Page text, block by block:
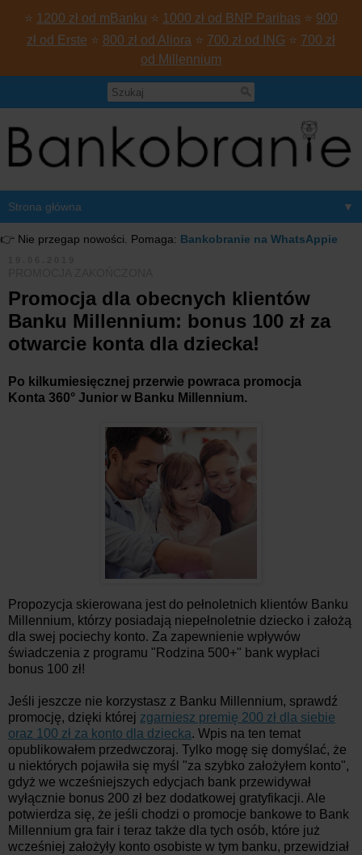
⭐ 1200 zł od mBanku ⭐ 1000 zł od BNP Paribas ⭐ 900
zł od Erste ⭐ 800 zł od Aliora ⭐ 700 zł od ING ⭐ 700 zł
od Millennium
▼
👉 Nie przegap nowości. Pomaga: Bankobranie na WhatsAppie
Promocja dla obecnych klientów
Banku Millennium: bonus 100 zł za
otwarcie konta dla dziecka!
Po kilkumiesięcznej przerwie powraca promocja
Konta 360° Junior w Banku Millennium.
Propozycja skierowana jest do pełnoletnich klientów Banku
Millennium, którzy posiadają niepełnoletnie dziecko i założą
dla swej pociechy konto. Za zapewnienie wpływów
świadczenia z programu "Rodzina 500+" bank wypłaci
bonus 100 zł!
Jeśli jeszcze nie korzystasz z Banku Millennium, sprawdź
promocję, dzięki której zgarniesz premię 200 zł dla siebie
oraz 100 zł za konto dla dziecka. Wpis na ten temat
opublikowałem przedwczoraj. Tylko mogę się domyślać, że
u niektórych pojawiła się myśl "za szybko założyłem konto",
gdyż we wcześniejszych edycjach bank przewidywał
wyłącznie bonus 200 zł bez dodatkowej gratyfikacji. Ale
potwierdza się, że jeśli chodzi o promocje bankowe to Bank
Millennium gra fair i teraz także dla tych osób, które już
wcześniej założyły konto osobiste w tym banku, przewidział